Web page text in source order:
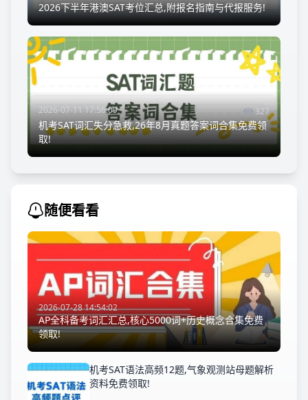
2026下半年港澳SAT考位汇总,附报名指南与代报服务!
2026-07-11 17:56:09 327
机考SAT词汇失分急救,26年8月真题答案词合集免费领
取!
随便看看
2026-07-28 14:54:02
AP全科备考词汇汇总,核心5000词+历史概念合集免费
领取!
机考SAT语法高频12题,气象观测站母题解析
资料免费领取!